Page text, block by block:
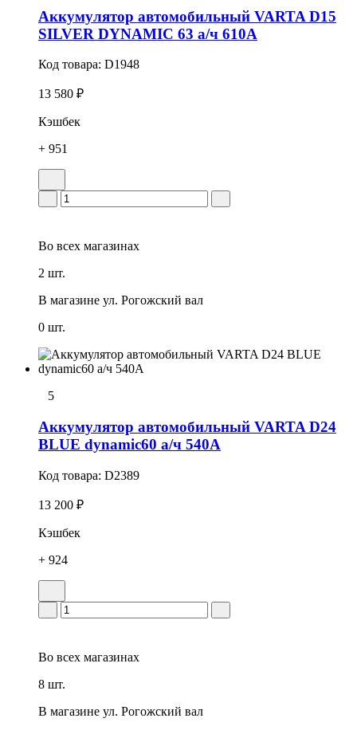
Аккумулятор автомобильный VARTA D15
SILVER DYNAMIC 63 а/ч 610А
Код товара: D1948
13 580 ₽
Кэшбек
+ 951
Во всех магазинах
2 шт.
В магазине ул. Рогожский вал
0 шт.
5
Аккумулятор автомобильный VARTA D24
BLUE dynamic60 а/ч 540А
Код товара: D2389
13 200 ₽
Кэшбек
+ 924
Во всех магазинах
8 шт.
В магазине ул. Рогожский вал